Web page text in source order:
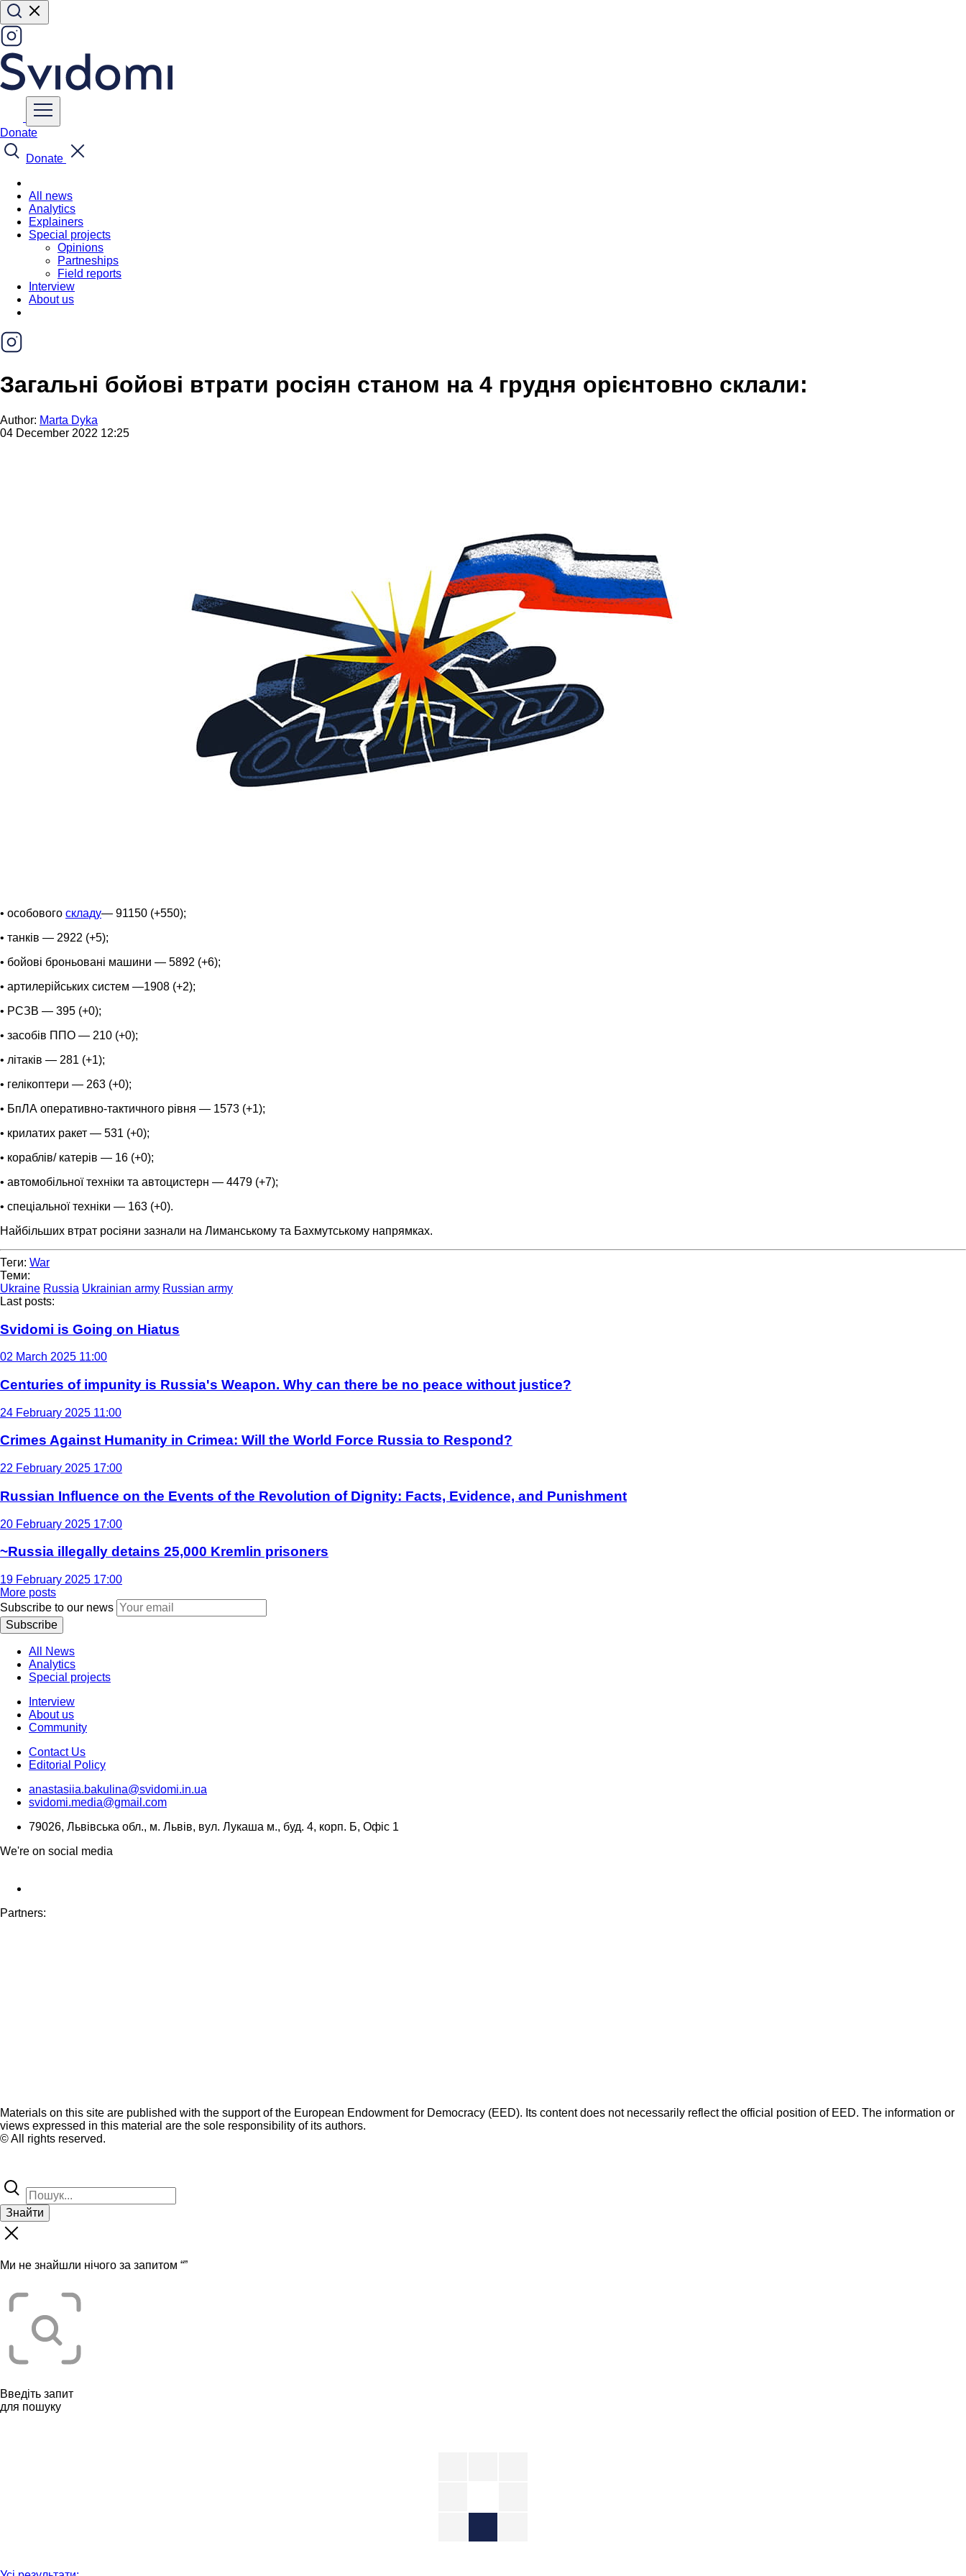
Donate
Donate
All news
Analytics
Explainers
Special projects
Opinions
Partneships
Field reports
Interview
About us
Загальні бойові втрати росіян станом на 4 грудня орієнтовно склали:
Author: Marta Dyka
04 December 2022 12:25
• особового складу— 91150 (+550);
• танків — 2922 (+5);
• бойові броньовані машини — 5892 (+6);
• артилерійських систем —1908 (+2);
• РСЗВ — 395 (+0);
• засобів ППО — 210 (+0);
• літаків — 281 (+1);
• гелікоптери — 263 (+0);
• БпЛА оперативно-тактичного рівня — 1573 (+1);
• крилатих ракет — 531 (+0);
• кораблів/ катерів — 16 (+0);
• автомобільної техніки та автоцистерн — 4479 (+7);
• спеціальної техніки — 163 (+0).
Найбільших втрат росіяни зазнали на Лиманському та Бахмутському напрямках.
Теги: War
Теми:
Ukraine Russia Ukrainian army Russian army
Last posts:
Svidomi is Going on Hiatus
02 March 2025 11:00
Centuries of impunity is Russia's Weapon. Why can there be no peace without justice?
24 February 2025 11:00
Crimes Against Humanity in Crimea: Will the World Force Russia to Respond?
22 February 2025 17:00
Russian Influence on the Events of the Revolution of Dignity: Facts, Evidence, and Punishment
20 February 2025 17:00
~Russia illegally detains 25,000 Kremlin prisoners
19 February 2025 17:00
More posts
Subscribe to our news
Subscribe
All News
Analytics
Special projects
Interview
About us
Community
Contact Us
Editorial Policy
anastasiia.bakulina@svidomi.in.ua
svidomi.media@gmail.com
79026, Львівська обл., м. Львів, вул. Лукаша м., буд. 4, корп. Б, Офіс 1
We're on social media
Partners:
Materials on this site are published with the support of the European Endowment for Democracy (EED). Its content does not necessarily reflect the official position of EED. The information or
views expressed in this material are the sole responsibility of its authors.
© All rights reserved.
Знайти
Ми не знайшли нічого за запитом “”
Введіть запит
для пошуку